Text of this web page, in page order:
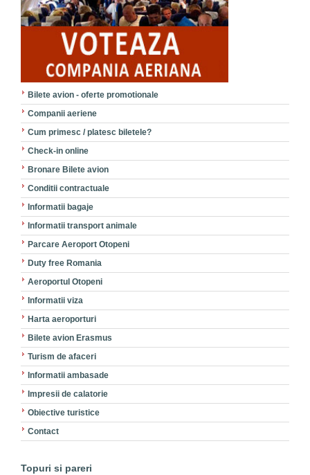
Bilete avion - oferte promotionale
Companii aeriene
Cum primesc / platesc biletele?
Check-in online
Bronare Bilete avion
Conditii contractuale
Informatii bagaje
Informatii transport animale
Parcare Aeroport Otopeni
Duty free Romania
Aeroportul Otopeni
Informatii viza
Harta aeroporturi
Bilete avion Erasmus
Turism de afaceri
Informatii ambasade
Impresii de calatorie
Obiective turistice
Contact
Topuri si pareri